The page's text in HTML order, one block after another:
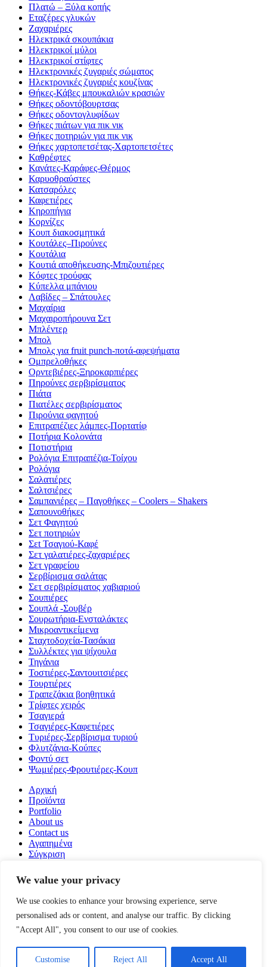
We value your privacy
We use cookies to enhance your browsing experience, serve
personalised ads or content, and analyse our traffic. By clicking
"Accept All", you consent to our use of cookies.
Customise Reject All Accept All
Πλατώ – Ξύλα κοπής
Εταζέρες γλυκών
Ζαχαριέρες
Ηλεκτρικά σκουπάκια
Ηλεκτρικοί μύλοι
Ηλεκτρικοί στίφτες
Ηλεκτρονικές ζυγαριές σώματος
Ηλεκτρονικές ζυγαριές κουζίνας
Θήκες-Κάβες μπουκαλιών κρασιών
Θήκες οδοντόβουρτσας
Θήκες οδοντογλυφίδων
Θήκες πιάτων για πικ νικ
Θήκες ποτηριών για πικ νικ
Θήκες χαρτοπετσέτας-Χαρτοπετσέτες
Καθρέφτες
Κανάτες-Καράφες-Θέρμος
Καρυοθραύστες
Κατσαρόλες
Καφετιέρες
Κηροπήγια
Κορνίζες
Κουπ διακοσμητικά
Κουτάλες–Πιρούνες
Κουτάλια
Κουτιά αποθήκευσης-Μπιζουτιέρες
Κόφτες τρούφας
Κύπελλα μπάνιου
Λαβίδες – Σπάτουλες
Μαχαίρια
Μαχαιροπήρουνα Σετ
Μπλέντερ
Μπολ
Μπολς για fruit punch-ποτά-αφεψήματα
Ομπρελοθήκες
Ορντεβιέρες-Ξηροκαρπιέρες
Πηρούνες σερβιρίσματος
Πιάτα
Πιατέλες σερβιρίσματος
Πιρούνια φαγητού
Επιτραπέζιες λάμπες-Πορτατίφ
Ποτήρια Κολονάτα
Ποτιστήρια
Ρολόγια Επιτραπέζια-Τοίχου
Ρολόγια
Σαλατιέρες
Σαλτσιέρες
Σαμπανιέρες – Παγοθήκες – Coolers – Shakers
Σαπουνοθήκες
Σετ Φαγητού
Σετ ποτηριών
Σεt Τσαγιού-Καφέ
Σετ γαλατιέρες-ζαχαριέρες
Σετ γραφείου
Σερβίρισμα σαλάτας
Σετ σερβιρίσματος χαβιαριού
Σουπιέρες
Σουπλά -Σουβέρ
Σουρωτήρια-Ενσταλάκτες
Μικροαντικείμενα
Σταχτοδοχεία-Τασάκια
Συλλέκτες για ψίχουλα
Τηγάνια
Τοστιέρες-Σαντουιτσιέρες
Τουρτιέρες
Τραπεζάκια βοηθητικά
Τρίφτες χειρός
Τσαγιερά
Τσαγιέρες-Καφετιέρες
Τυριέρες-Σερβίρισμα τυριού
Φλυτζάνια-Κούπες
Φοντύ σετ
Ψωμιέρες-Φρουτιέρες-Κουπ
Αρχική
Προϊόντα
Portfolio
About us
Contact us
Αγαπημένα
Σύγκριση
Καλάθι
Close
Ξεκινήστε να πληκτρολογείτε για να δείτε τα προϊόντα που
ψάχνετε.
Cart